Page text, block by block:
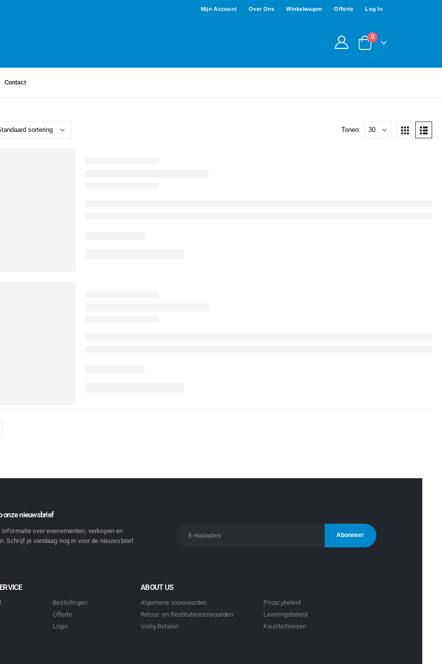
Mijn Account Over Ons Winkelwagen Offerte Log In
0
Contact
Tonen:
onze nieuwsbrief
informatie over evenementen, verkopen en
Schrijf je vandaag nog in voor de nieuwsbrief.
Bestellingen
Offerte
Login
ABOUT US
Algemene voorwaarden
Retour- en Restitutievoorwaarden
Veilig Betalen
Privacybeleid
Leveringsbeleid
Kwaliteitseisen